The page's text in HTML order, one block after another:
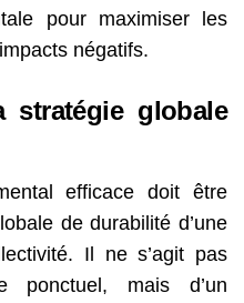
pour maximiser les
négatifs.
stratégie globale
efficace doit être
de durabilité d’une
Il ne s’agit pas
ponctuel, mais d’un